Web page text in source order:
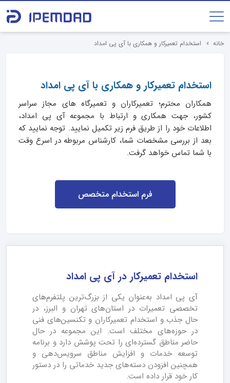
خانه استخدام تعمیرکار و همکاری با آی پی امداد
استخدام تعمیرکار و همکاری با آی پی امداد
همکاران محترم؛ تعمیرکاران و تعمیرگاه های مجاز سراسر
کشور، جهت همکاری و ارتباط با مجموعه آی پی امداد،
اطلاعات خود را از طریق فرم زیر تکمیل نمایید. توجه نمایید که
بعد از بررسی مشخصات شما، کارشناس مربوطه در اسرع وقت
با شما تماس خواهد گرفت.
فرم استخدام متخصص
استخدام تعمیرکار در آی پی امداد
آی پی امداد به‌عنوان یکی از بزرگ‌ترین پلتفرم‌های
تخصصی تعمیرات در استان‌های تهران و البرز، در
حال جذب و استخدام تعمیرکاران و تکنسین‌های فنی
در حوزه‌های مختلف است. این مجموعه در حال
حاضر مناطق گسترده‌ای را تحت پوشش دارد و برنامه
توسعه خدمات و افزایش مناطق سرویس‌دهی و
همچنین افزودن دسته‌های جدید خدماتی را در دستور
کار خود قرار داده است.